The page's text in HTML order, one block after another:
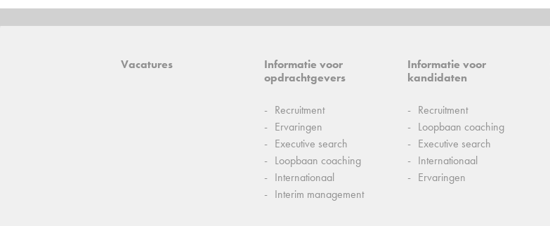
Vacatures
Informatie voor
opdrachtgevers
Recruitment
Ervaringen
Executive search
Loopbaan coaching
Internationaal
Interim management
Informatie voor
kandidaten
Recruitment
Loopbaan coaching
Executive search
Internationaal
Ervaringen